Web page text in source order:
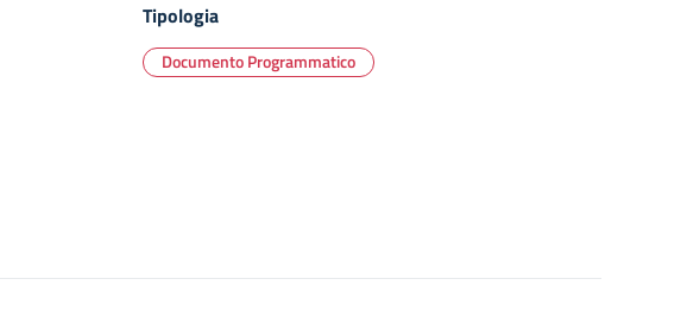
Tipologia
Documento Programmatico